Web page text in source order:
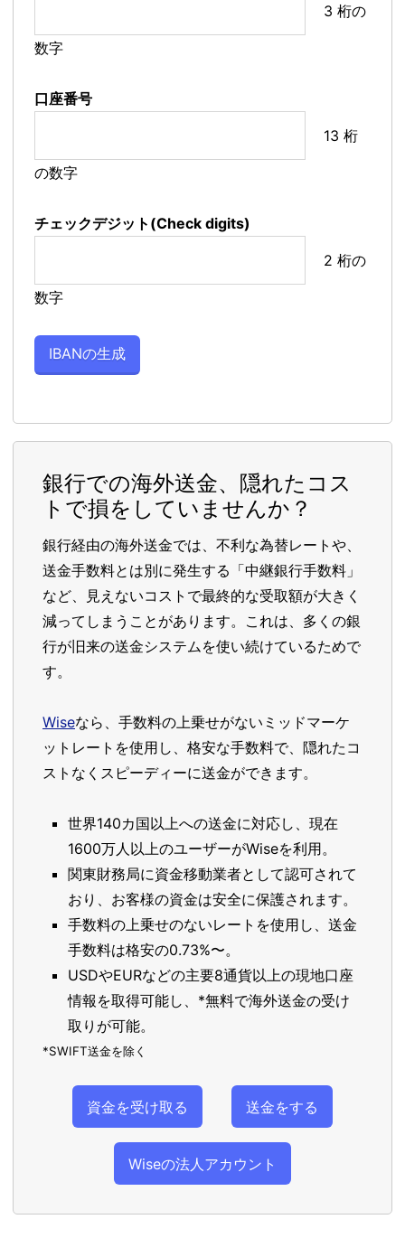
3 桁の
数字
口座番号
13 桁
の数字
チェックデジット(Check digits)
2 桁の
数字
銀行での海外送金、隠れたコス
トで損をしていませんか？
銀行経由の海外送金では、不利な為替レートや、
送金手数料とは別に発生する「中継銀行手数料」
など、見えないコストで最終的な受取額が大きく
減ってしまうことがあります。これは、多くの銀
行が旧来の送金システムを使い続けているためで
す。
Wiseなら、手数料の上乗せがないミッドマーケ
ットレートを使用し、格安な手数料で、隠れたコ
ストなくスピーディーに送金ができます。
世界140カ国以上への送金に対応し、現在
1600万人以上のユーザーがWiseを利用。
関東財務局に資金移動業者として認可されて
おり、お客様の資金は安全に保護されます。
手数料の上乗せのないレートを使用し、送金
手数料は格安の0.73%〜。
USDやEURなどの主要8通貨以上の現地口座
情報を取得可能し、*無料で海外送金の受け
取りが可能。
*SWIFT送金を除く
資金を受け取る 送金をする
Wiseの法人アカウント